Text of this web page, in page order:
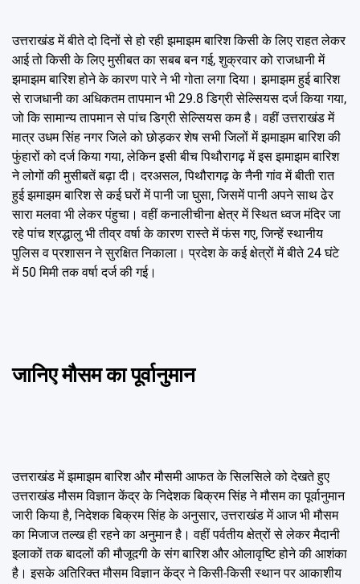
उत्तराखंड में बीते दो दिनों से हो रही झमाझम बारिश किसी के लिए राहत लेकर
आई तो किसी के लिए मुसीबत का सबब बन गई, शुक्रवार को राजधानी में
झमाझम बारिश होने के कारण पारे ने भी गोता लगा दिया। झमाझम हुई बारिश
से राजधानी का अधिकतम तापमान भी 29.8 डिग्री सेल्सियस दर्ज किया गया,
जो कि सामान्य तापमान से पांच डिग्री सेल्सियस कम है। वहीं उत्तराखंड में
मात्र उधम सिंह नगर जिले को छोड़कर शेष सभी जिलों में झमाझम बारिश की
फुंहारों को दर्ज किया गया, लेकिन इसी बीच पिथौरागढ़ में इस झमाझम बारिश
ने लोगों की मुसीबतें बढ़ा दी। दरअसल, पिथौरागढ़ के नैनी गांव में बीती रात
हुई झमाझम बारिश से कई घरों में पानी जा घुसा, जिसमें पानी अपने साथ ढेर
सारा मलवा भी लेकर पंहुचा। वहीं कनालीचीना क्षेत्र में स्थित ध्वज मंदिर जा
रहे पांच श्रद्धालु भी तीव्र वर्षा के कारण रास्ते में फंस गए, जिन्हें स्थानीय
पुलिस व प्रशासन ने सुरक्षित निकाला। प्रदेश के कई क्षेत्रों में बीते 24 घंटे
में 50 मिमी तक वर्षा दर्ज की गई।
जानिए मौसम का पूर्वानुमान
उत्तराखंड में झमाझम बारिश और मौसमी आफत के सिलसिले को देखते हुए
उत्तराखंड मौसम विज्ञान केंद्र के निदेशक बिक्रम सिंह ने मौसम का पूर्वानुमान
जारी किया है, निदेशक बिक्रम सिंह के अनुसार, उत्तराखंड में आज भी मौसम
का मिजाज तल्ख ही रहने का अनुमान है। वहीं पर्वतीय क्षेत्रों से लेकर मैदानी
इलाकों तक बादलों की मौजूदगी के संग बारिश और ओलावृष्टि होने की आशंका
है। इसके अतिरिक्त मौसम विज्ञान केंद्र ने किसी-किसी स्थान पर आकाशीय